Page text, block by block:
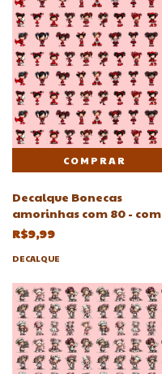
Decalque Bonecas
amorinhas com 80 - com
unidades-Atelie Adriartes
R$9,99
DECALQUE